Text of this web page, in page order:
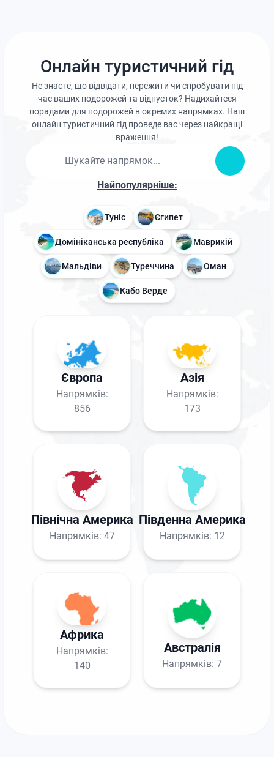
Онлайн туристичний гід
Не знаєте, що відвідати, пережити чи спробувати під
час ваших подорожей та відпусток? Надихайтеся
порадами для подорожей в окремих напрямках. Наш
онлайн туристичний гід проведе вас через найкращі
враження!
Найпопулярніше:
Туніс Єгипет
Домініканська республіка Маврикій
Мальдіви Туреччина Оман
Кабо Верде
Європа
Напрямків:
856
Азія
Напрямків:
173
Північна Америка
Напрямків: 47
Південна Америка
Напрямків: 12
Африка
Напрямків:
140
Австралія
Напрямків: 7